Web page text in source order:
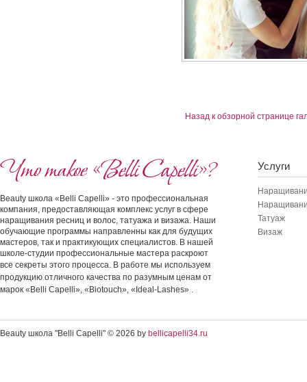
Назад к обзорной странице
Что такое «Belli Capelli»?
Beauty школа «Belli Capelli» - это профессиональная
компания, предоставляющая комплекс услуг в сфере
наращивания ресниц и волос, татуажа и визажа. Наши
обучающие программы направленны как для будущих
мастеров, так и практикующих специалистов. В нашей
школе-студии профессиональные мастера раскроют
все секреты этого процесса. В работе мы используем
продукцию отличного качества по разумным ценам от
марок «Belli Capelli», «Biotouch», «Ideal-Lashes» .
Услуги
Татуаж
Визаж
Beauty школа "Belli Capelli" © 2026 by bellicapelli34.ru